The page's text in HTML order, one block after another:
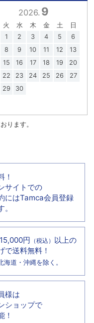
2026. 9
火 水 木 金 土
日
1
2 3 4 5
6
8 9 10 11 12
13
15 16 17 18 19
20
22 23 24 25 26
27
29 30
ります。
！
サイトでの
にはTamca会員登録
円 （税込） 以上の
で送料無料！
海道・沖縄を除く。
様は
ショップで
！